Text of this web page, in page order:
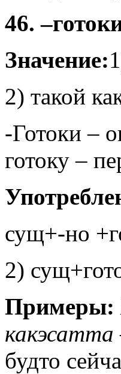
46.
Значение:
2) такой
-Готоки –
готоку –
сущ+-но
2)
Примеры:
какэсатта
будто